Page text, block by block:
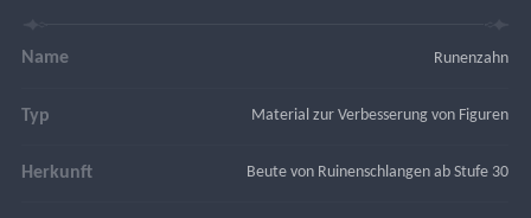
Name Runenzahn
Typ Material zur Verbesserung von Figuren
Herkunft Beute von Ruinenschlangen ab Stufe 30